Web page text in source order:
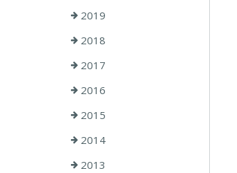
2019
2018
2017
2016
2015
2014
2013